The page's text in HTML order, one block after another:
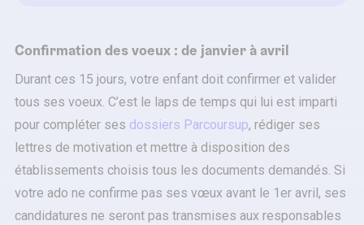
Confirmation des voeux : de janvier à avril
Durant ces 15 jours, votre enfant doit confirmer et valider
tous ses voeux. C’est le laps de temps qui lui est imparti
pour compléter ses dossiers Parcoursup, rédiger ses
lettres de motivation et mettre à disposition des
établissements choisis tous les documents demandés. Si
votre ado ne confirme pas ses vœux avant le 1er avril, ses
candidatures ne seront pas transmises aux responsables